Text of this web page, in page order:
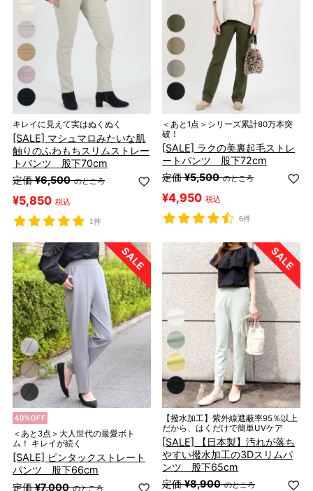
キレイに見えて実はぬくぬく
[SALE] マシュマロみたいな肌
触りのふわもちスリムストレー
トパンツ 股下70cm
定価 ¥6,500 のところ
¥5,850 税込
1件
＜あと1点＞シリーズ累計80万本突
破！
[SALE] ラクの美裏起毛ストレ
ートパンツ 股下72cm
定価 ¥5,500 のところ
¥4,950 税込
6件
＜あと3点＞大人世代の最愛ボト
ム！ キレイが続く
[SALE] ピンタックストレート
パンツ 股下66cm
定価 ¥7,000 のところ
【撥水加工】紫外線遮蔽率95％以上
だから、はくだけで簡単UVケア
[SALE] 【日本製】汚れが落ち
やすい撥水加工の3Dスリムパ
ンツ 股下65cm
定価 ¥8,900 のところ